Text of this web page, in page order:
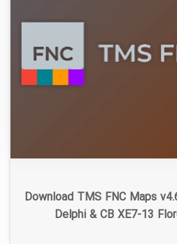
۱۴۰۵/۰۴/۱۶ ۴
Download TMS FNC Maps
Delphi & CB XE7-13